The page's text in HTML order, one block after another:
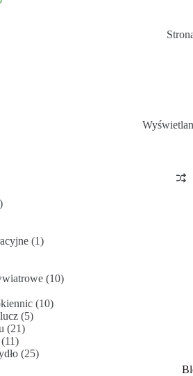
(1)
(10)
(10)
(5)
(21)
(11)
(25)